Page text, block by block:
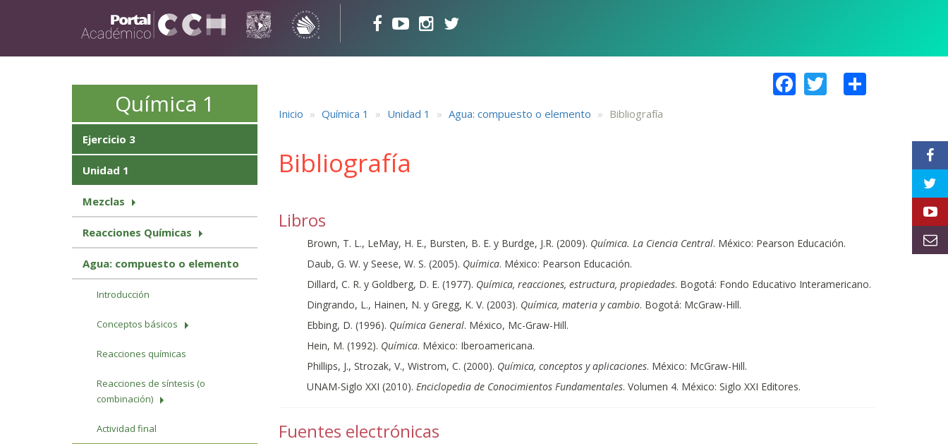
Química 1
Ejercicio 3
Unidad 1
Mezclas
Reacciones Químicas
Agua: compuesto o elemento
Introducción
Conceptos básicos
Reacciones químicas
Reacciones de síntesis (o
combinación)
Actividad final
Facebook
Twitter
Inicio Química 1 Unidad 1 Agua: compuesto o elemento Bibliografía
Bibliografía
Libros
Brown, T. L., LeMay, H. E., Bursten, B. E. y Burdge, J.R. (2009). Química. La Ciencia Central. México: Pearson Educación.
Daub, G. W. y Seese, W. S. (2005). Química. México: Pearson Educación.
Dillard, C. R. y Goldberg, D. E. (1977). Química, reacciones, estructura, propiedades. Bogotá: Fondo Educativo Interamericano.
Dingrando, L., Hainen, N. y Gregg, K. V. (2003). Química, materia y cambio. Bogotá: McGraw-Hill.
Ebbing, D. (1996). Química General. México, Mc-Graw-Hill.
Hein, M. (1992). Química. México: Iberoamericana.
Phillips, J., Strozak, V., Wistrom, C. (2000). Química, conceptos y aplicaciones. México: McGraw-Hill.
UNAM-Siglo XXI (2010). Enciclopedia de Conocimientos Fundamentales. Volumen 4. México: Siglo XXI Editores.
Fuentes electrónicas